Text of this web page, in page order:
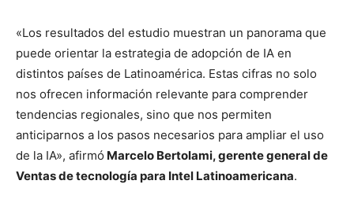
«Los resultados del estudio muestran un panorama que
puede orientar la estrategia de adopción de IA en
distintos países de Latinoamérica. Estas cifras no solo
nos ofrecen información relevante para comprender
tendencias regionales, sino que nos permiten
anticiparnos a los pasos necesarios para ampliar el uso
de la IA», afirmó Marcelo Bertolami, gerente general de
Ventas de tecnología para Intel Latinoamericana.